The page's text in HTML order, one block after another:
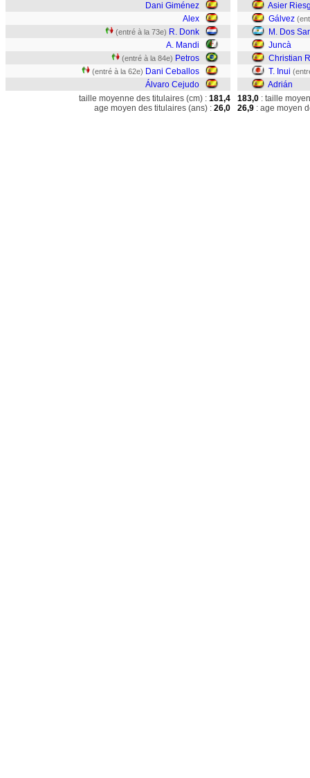
Dani Giménez
Alex
(entré à la 73e) R. Donk
A. Mandi
(entré à la 84e) Petros
(entré à la 62e) Dani Ceballos
Álvaro Cejudo
Asier
Gálvez
M. Dos
Juncà
Christian
T. Inui
Adrián
taille moyenne des titulaires (cm) : 181,4
age moyen des titulaires (ans) : 26,0
183,0 : taille
26,9 : age moyen